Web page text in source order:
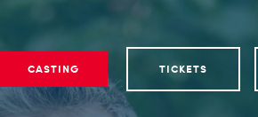
CASTING TICKETS